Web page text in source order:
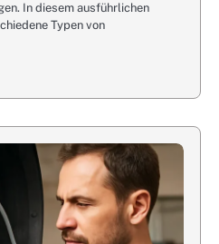
In diesem ausführlichen
Typen von